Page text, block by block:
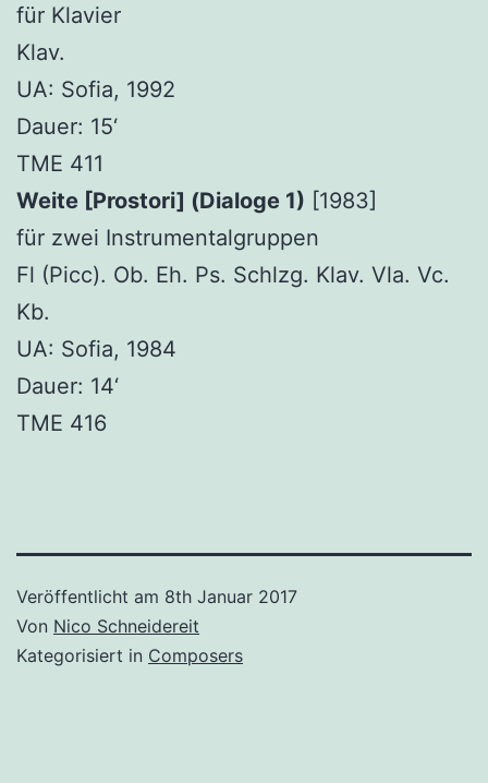
für Klavier
Klav.
UA: Sofia, 1992
Dauer: 15‘
TME 411
Weite [Prostori] (Dialoge 1) [1983]
für zwei Instrumentalgruppen
Fl (Picc). Ob. Eh. Ps. Schlzg. Klav. Vla. Vc.
Kb.
UA: Sofia, 1984
Dauer: 14‘
TME 416
Veröffentlicht am 8th Januar 2017
Von Nico Schneidereit
Kategorisiert in Composers